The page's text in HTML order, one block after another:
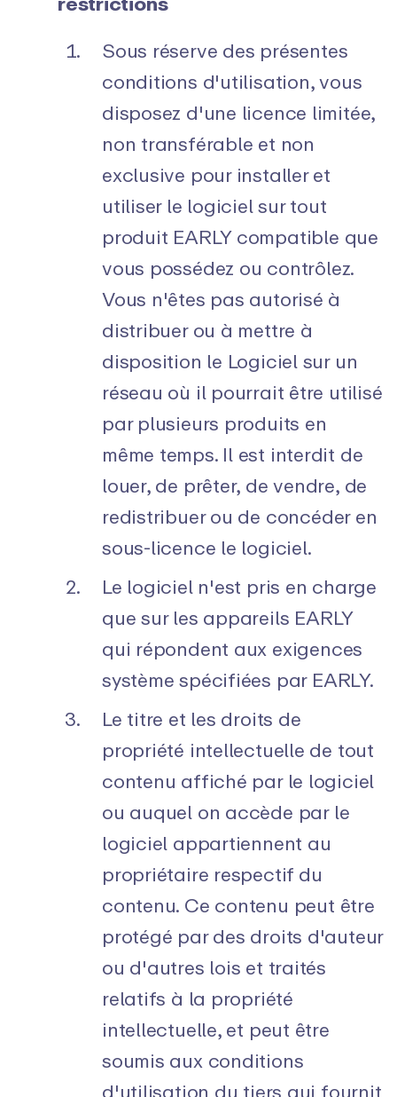
Sous réserve des présentes
conditions d'utilisation, vous
disposez d'une licence limitée,
non transférable et non
exclusive pour installer et
utiliser le logiciel sur tout
produit EARLY compatible que
vous possédez ou contrôlez.
Vous n'êtes pas autorisé à
distribuer ou à mettre à
disposition le Logiciel sur un
réseau où il pourrait être utilisé
par plusieurs produits en
même temps. Il est interdit de
louer, de prêter, de vendre, de
redistribuer ou de concéder en
sous-licence le logiciel.
Le logiciel n'est pris en charge
que sur les appareils EARLY
qui répondent aux exigences
système spécifiées par EARLY.
Le titre et les droits de
propriété intellectuelle de tout
contenu affiché par le logiciel
ou auquel on accède par le
logiciel appartiennent au
propriétaire respectif du
contenu. Ce contenu peut être
protégé par des droits d'auteur
ou d'autres lois et traités
relatifs à la propriété
intellectuelle, et peut être
soumis aux conditions
d'utilisation du tiers qui fournit